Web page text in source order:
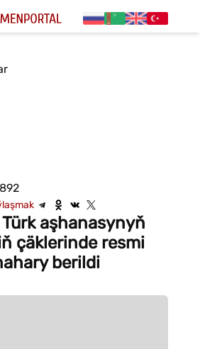
aşhanasynyň
çäklerinde resmi
berildi